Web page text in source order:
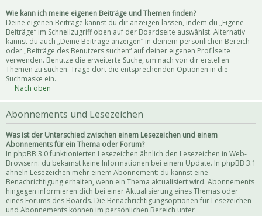
Wie kann ich meine eigenen Beiträge und Themen finden?
Deine eigenen Beiträge kannst du dir anzeigen lassen, indem du „Eigene
Beiträge“ im Schnellzugriff oben auf der Boardseite auswählst. Alternativ
kannst du auch „Deine Beiträge anzeigen“ in deinem persönlichen Bereich
oder „Beiträge des Benutzers suchen“ auf deiner eigenen Profilseite
verwenden. Benutze die erweiterte Suche, um nach von dir erstellen
Themen zu suchen. Trage dort die entsprechenden Optionen in die
Suchmaske ein.
Nach oben
Abonnements und Lesezeichen
Was ist der Unterschied zwischen einem Lesezeichen und einem
Abonnements für ein Thema oder Forum?
In phpBB 3.0 funktionierten Lesezeichen ähnlich den Lesezeichen in Web-
Browsern: du bekamst keine Informationen bei einem Update. In phpBB 3.1
ähneln Lesezeichen mehr einem Abonnement: du kannst eine
Benachrichtigung erhalten, wenn ein Thema aktualisiert wird. Abonnements
hingegen informieren dich bei einer Aktualisierung eines Themas oder
eines Forums des Boards. Die Benachrichtigungsoptionen für Lesezeichen
und Abonnements können im persönlichen Bereich unter